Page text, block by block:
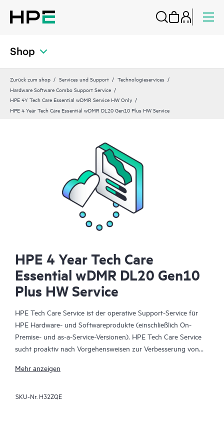
Shop
Zurück zum shop Services und Support
Technologieservices
Hardware Software Combo Support Service
HPE 4Y Tech Care Essential wDMR Service HW Only
HPE 4 Year Tech Care Essential wDMR DL20 Gen10 Plus HW Service
HPE 4 Year Tech Care
Essential wDMR DL20 Gen10
Plus HW Service
HPE Tech Care Service ist der operative Support-Service für
HPE Hardware- und Softwareprodukte (einschließlich On-
Premise- und as-a-Service-Versionen). HPE Tech Care Service
sucht proaktiv nach Vorgehensweisen zur Verbesserung von
Teams dadurch, das Unternehmen voranzubringen.
HPE Tech Care Service ermöglicht darüber hinaus direkten
Mehr anzeigen
SKU-Nr. H32ZQE